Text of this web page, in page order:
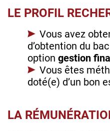
LE PROFIL
Vous avez
d’obtention du
option gestion
Vous êtes
doté(e) d’un bon
LA